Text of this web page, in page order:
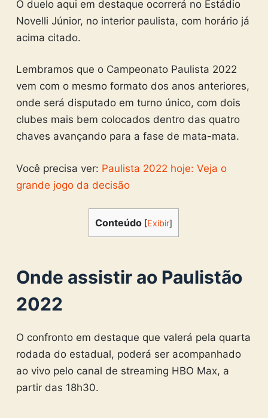
O duelo aqui em destaque ocorrerá no Estádio
Novelli Júnior, no interior paulista, com horário já
acima citado.
Lembramos que o Campeonato Paulista 2022
vem com o mesmo formato dos anos anteriores,
onde será disputado em turno único, com dois
clubes mais bem colocados dentro das quatro
chaves avançando para a fase de mata-mata.
Você precisa ver: Paulista 2022 hoje: Veja o
grande jogo da decisão
Conteúdo [Exibir]
Onde assistir ao Paulistão
2022
O confronto em destaque que valerá pela quarta
rodada do estadual, poderá ser acompanhado
ao vivo pelo canal de streaming HBO Max, a
partir das 18h30.